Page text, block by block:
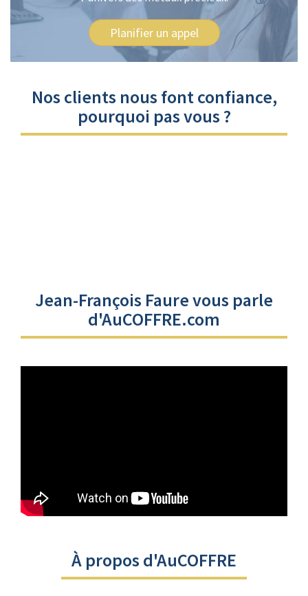
Planifier un appel
Nos clients nous font confiance,
pourquoi pas vous ?
Jean-François Faure vous parle
d'AuCOFFRE.com
À propos d'AuCOFFRE